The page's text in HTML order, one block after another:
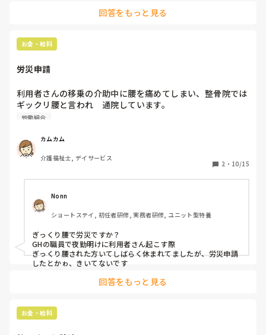
介護施設でも色々あります。どんな施設で働きたいのか？６年
認知症対応や看取り、調理業務がある施設や訪問介護ならば料
理の勉強など、やっていたほうがよいこともいっぱいありま
いいでしょう。
回答をもっと見る
お金・給料
労災申請
利用者さんの移乗の介助中に腰を痛めてしまい、整骨院では
ギックリ腰と言われ　通院しています。
会社へ労災申請していいですよね？
労働組合
カムカム
介護福祉士, デイサービス
2 ・ 10/15
Nonn
ショートステイ, 初任者研修, 実務者研修, ユニット型特養
ぎっくり腰で労災ですか？
GHの職員で夜勤明けに利用者さん起こす際
ぎっくり腰された方いてしばらく休まれてましたが、労災申請
したとかゎ、きいてないです
回答をもっと見る
お金・給料